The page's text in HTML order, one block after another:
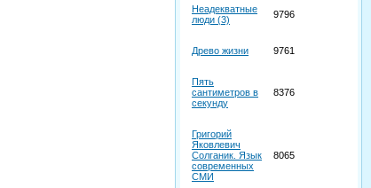
Неадекватные
люди (3)
9796
Древо жизни 9761
Пять
сантиметров в
секунду
8376
Григорий
Яковлевич
Солганик. Язык
современных
СМИ
8065